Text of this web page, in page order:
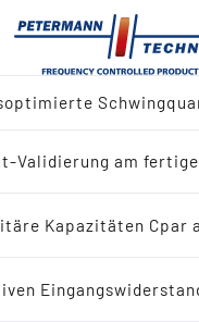
Validierung am
Kapazitäten